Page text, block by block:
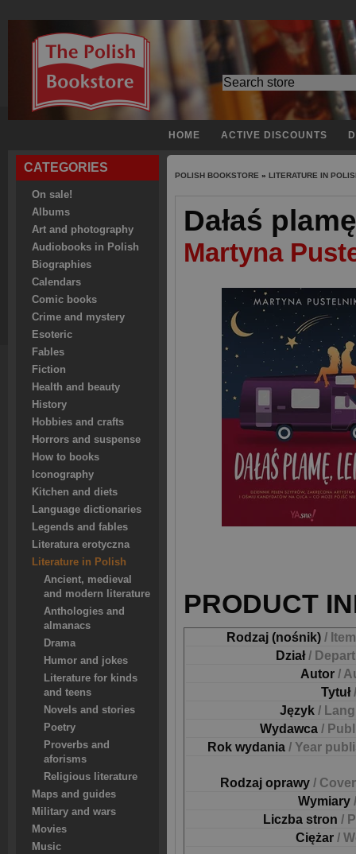
HOME ACTIVE DISCOUNTS
CATEGORIES
On sale!
Albums
Art and photography
Audiobooks in Polish
Biographies
Calendars
Comic books
Crime and mystery
Esoteric
Fables
Fiction
Health and beauty
History
Hobbies and crafts
Horrors and suspense
How to books
Iconography
Kitchen and diets
Language dictionaries
Legends and fables
Literatura erotyczna
Literature in Polish
Ancient, medieval
and modern literature
Anthologies and
almanacs
Drama
Humor and jokes
Literature for kinds
and teens
Novels and stories
Poetry
Proverbs and
aforisms
Religious literature
Maps and guides
Military and wars
Movies
Music
POLISH BOOKSTORE » LITERATURE IN
Dałaś
Martyna
PRODUCT
Rodzaj (nośnik) /
Dział/
Autor /
Tytuł
Język /
Wydawca /
Rok wydania / Year
Rodzaj oprawy /
Wymiary
Liczba stron /
Ciężar /